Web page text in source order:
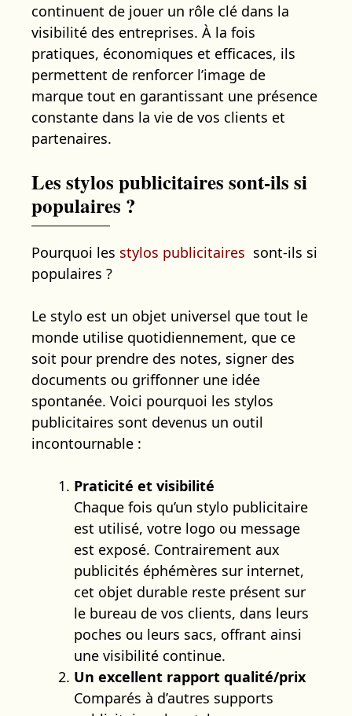
continuent de jouer un rôle clé dans la
visibilité des entreprises. À la fois
pratiques, économiques et efficaces, ils
permettent de renforcer l’image de
marque tout en garantissant une présence
constante dans la vie de vos clients et
partenaires.
Les stylos publicitaires sont-ils si
populaires ?
Pourquoi les stylos publicitaires sont-ils si
populaires ?
Le stylo est un objet universel que tout le
monde utilise quotidiennement, que ce
soit pour prendre des notes, signer des
documents ou griffonner une idée
spontanée. Voici pourquoi les stylos
publicitaires sont devenus un outil
incontournable :
Praticité et visibilité
Chaque fois qu’un stylo publicitaire
est utilisé, votre logo ou message
est exposé. Contrairement aux
publicités éphémères sur internet,
cet objet durable reste présent sur
le bureau de vos clients, dans leurs
poches ou leurs sacs, offrant ainsi
une visibilité continue.
Un excellent rapport qualité/prix
Comparés à d’autres supports